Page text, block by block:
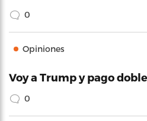
0
Opiniones
Voy a Trump y pago doble
0